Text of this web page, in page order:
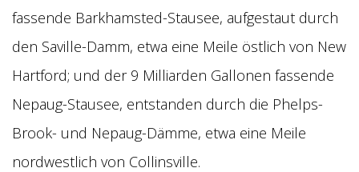
fassende Barkhamsted-Stausee, aufgestaut durch
den Saville-Damm, etwa eine Meile östlich von New
Hartford; und der 9 Milliarden Gallonen fassende
Nepaug-Stausee, entstanden durch die Phelps-
Brook- und Nepaug-Dämme, etwa eine Meile
nordwestlich von Collinsville.